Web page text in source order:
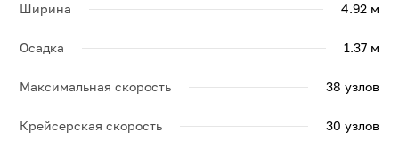
Ширина 4.92 м
Осадка 1.37 м
Максимальная скорость 38 узлов
Крейсерская скорость 30 узлов